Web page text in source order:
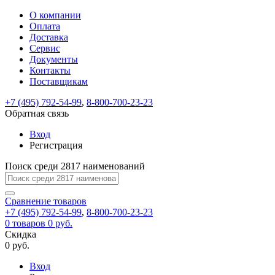
ВходРегистрация
Только
test@example.com
отправлена
по
ней
для
регистрации.
Ок
Только
Запомнить
меня
Забыли
Восстановление
пароля
Заполните
форму.
Мы
отправим
ссылку
на
указанный
электронный
адрес,
перейдя
по
которой
вы
новый
На
вашу
test@test.ru
отправлена
ссылка.
Перейдите
по
для
смены
пароля.
Введите
новый
пароль
Сменить
Пароль
успешно
Войти
Обратная
связь
Сообщение
пользовательского
соглашения
Ваше
сообщение
успешно
О компании
Оплата
Доставка
Сервис
Документы
Контакты
Поставщикам
+7 (495) 792-54-99, 8-800-700-23-23
Обратная связь
Вход
Регистрация
Поиск среди 2817 наименований
Сравнение товаров
+7 (495) 792-54-99, 8-800-700-23-23
0 товаров 0 руб.
Скидка
0 руб.
Вход